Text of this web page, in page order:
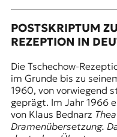
POSTSKRIPTUM
REZEPTION IN
Die Tschechow-
im Grunde bis zu
1960, von vorwiegend
geprägt. Im Jahr 1966
von Klaus Bednarz
Dramenübersetzung.